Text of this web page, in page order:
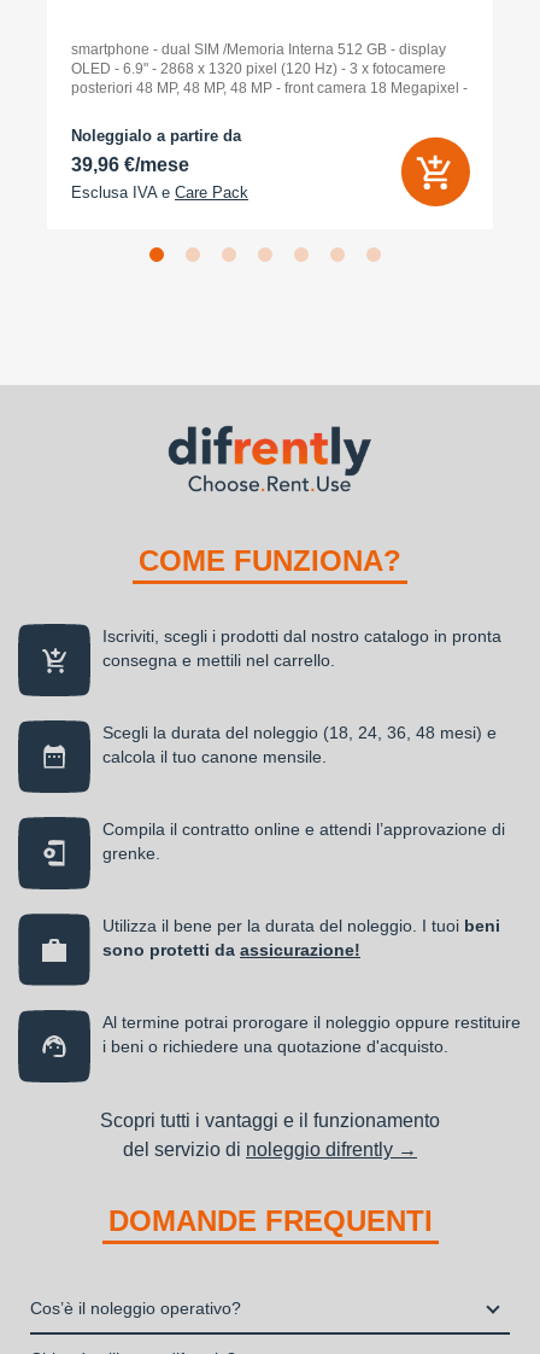
smartphone - dual SIM /Memoria Interna 512 GB - display
OLED - 6.9" - 2868 x 1320 pixel (120 Hz) - 3 x fotocamere
posteriori 48 MP, 48 MP, 48 MP - front camera 18 Megapixel -
Noleggialo a partire da
39,96 €/mese
Esclusa IVA e Care Pack
COME FUNZIONA?
Iscriviti, scegli i prodotti dal nostro catalogo in pronta
consegna e mettili nel carrello.
Scegli la durata del noleggio (18, 24, 36, 48 mesi) e
calcola il tuo canone mensile.
Compila il contratto online e attendi l’approvazione di
grenke.
Utilizza il bene per la durata del noleggio. I tuoi beni
sono protetti da assicurazione!
Al termine potrai prorogare il noleggio oppure restituire
i beni o richiedere una quotazione d'acquisto.
Scopri tutti i vantaggi e il funzionamento
del servizio di noleggio difrently →
DOMANDE FREQUENTI
Cos’è il noleggio operativo?
Il noleggio, o locazione operativa, è una soluzione che